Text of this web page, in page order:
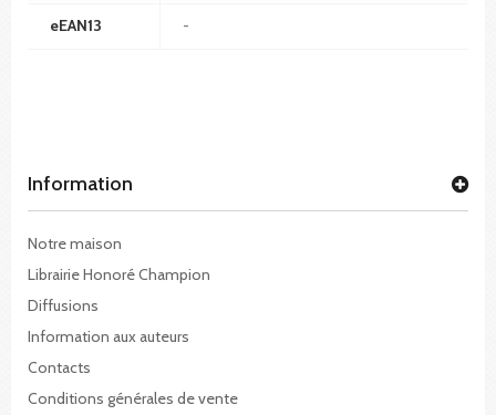
eEAN13 -
Information
Notre maison
Librairie Honoré Champion
Diffusions
Information aux auteurs
Contacts
Conditions générales de vente